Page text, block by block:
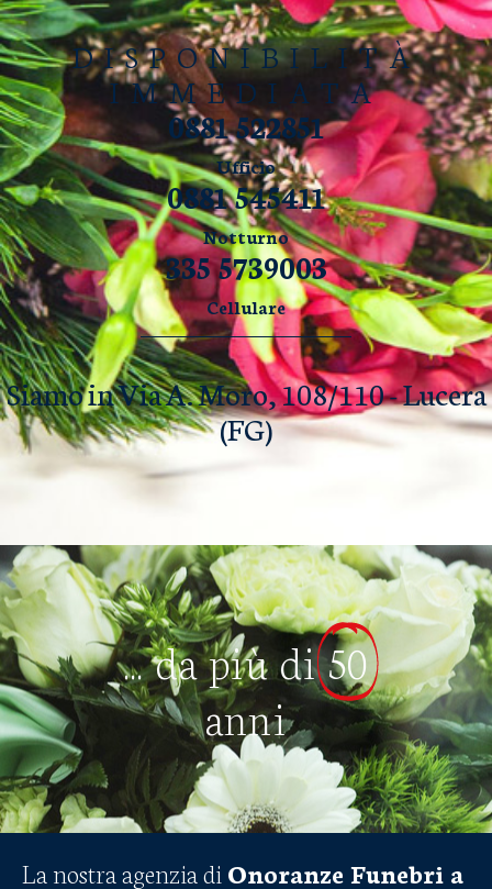
DISPONIBILITÀ
IMMEDIATA
0881 522851
Ufficio
0881 545411
Notturno
335 5739003
Cellulare
Siamo in Via A. Moro, 108/110 - Lucera
(FG)
... da più di50
anni
La nostra agenzia di Onoranze Funebri a